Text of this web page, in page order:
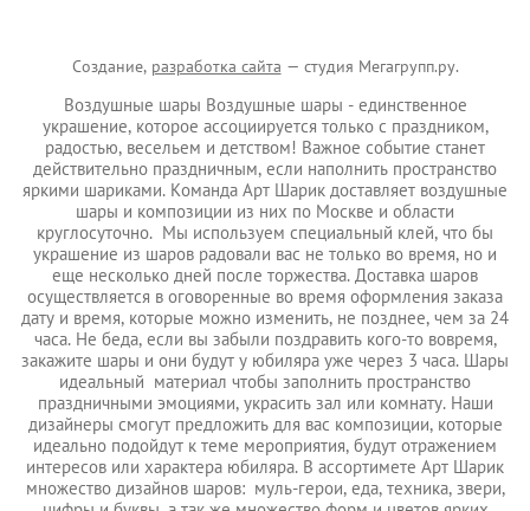
Создание, разработка сайта — студия Мегагрупп.ру.
Воздушные шары Воздушные шары - единственное
украшение, которое ассоциируется только с праздником,
радостью, весельем и детством! Важное событие станет
действительно праздничным, если наполнить пространство
яркими шариками. Команда Арт Шарик доставляет воздушные
шары и композиции из них по Москве и области
круглосуточно. Мы используем специальный клей, что бы
украшение из шаров радовали вас не только во время, но и
еще несколько дней после торжества. Доставка шаров
осуществляется в оговоренные во время оформления заказа
дату и время, которые можно изменить, не позднее, чем за 24
часа. Не беда, если вы забыли поздравить кого-то вовремя,
закажите шары и они будут у юбиляра уже через 3 часа. Шары
идеальный материал чтобы заполнить пространство
праздничными эмоциями, украсить зал или комнату. Наши
дизайнеры смогут предложить для вас композиции, которые
идеально подойдут к теме мероприятия, будут отражением
интересов или характера юбиляра. В ассортимете Арт Шарик
множество дизайнов шаров: муль-герои, еда, техника, звери,